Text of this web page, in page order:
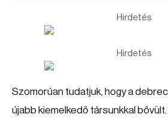
Hirdetés
Hirdetés
Szomorúan tudatjuk, hogy a
újabb kiemelkedő társunkkal